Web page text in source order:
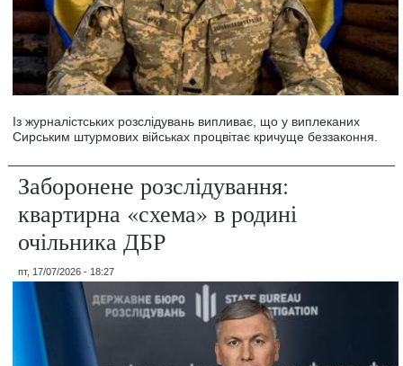
Із журналістських розслідувань випливає, що у виплеканих
Сирським штурмових військах процвітає кричуще беззаконня.
Заборонене розслідування:
квартирна «схема» в родині
очільника ДБР
пт, 17/07/2026 - 18:27